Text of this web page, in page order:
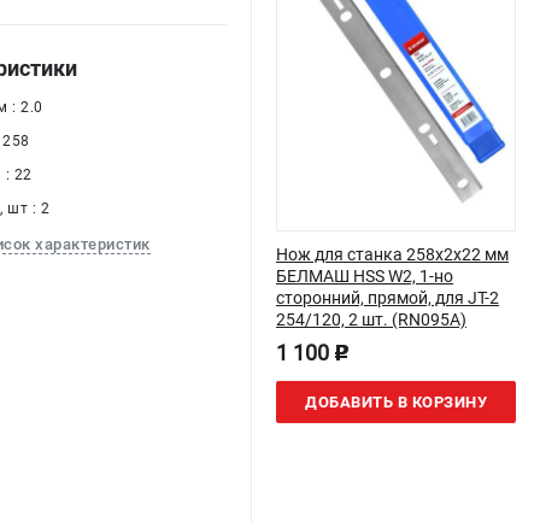
Нож для станка 258x2х22 мм
БЕЛМАШ HSS W2, 1-но
сторонний, прямой, для JT-2
254/120, 2 шт. (RN095A)
1 100 p
ДОБАВИТЬ В КОРЗИНУ
: 2.0
22
шт : 2
характеристик